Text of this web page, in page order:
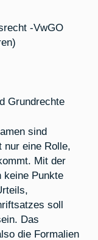
-VwGO
Grundrechte
sind
nur eine Rolle,
Mit der
keine Punkte
soll
Das
die Formalien